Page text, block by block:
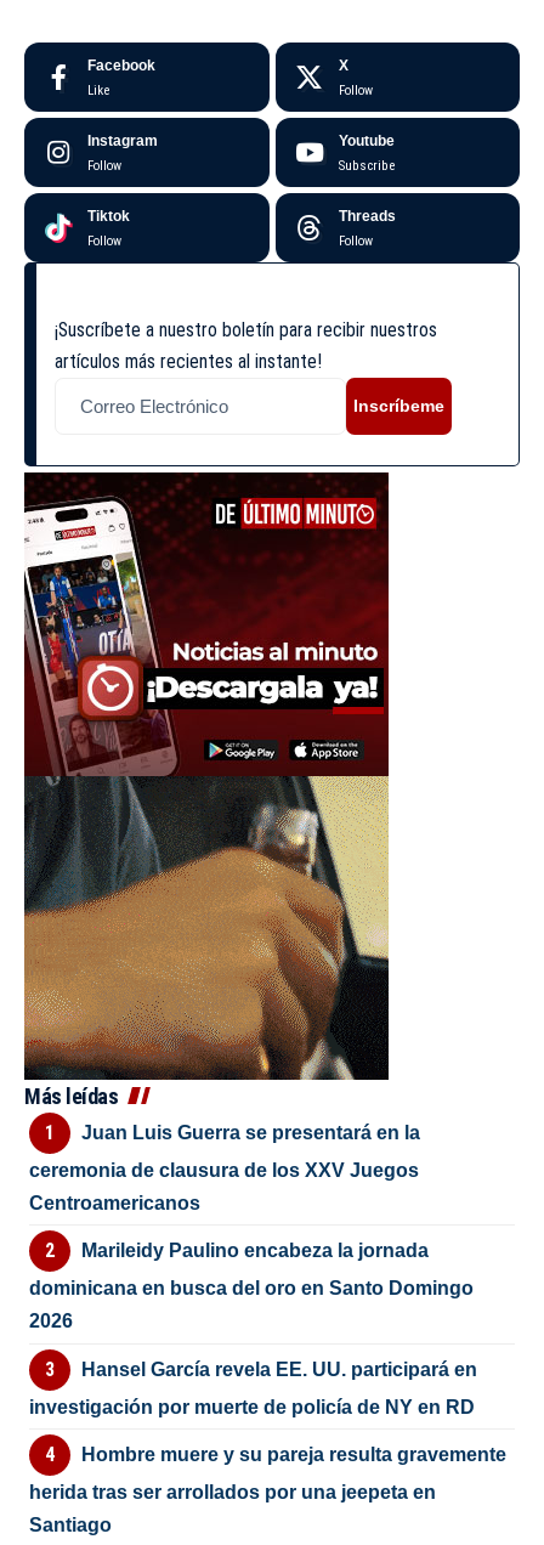
Facebook
Like
X
Follow
Instagram
Follow
Youtube
Subscribe
Tiktok
Follow
Threads
Follow
¡Suscríbete a nuestro boletín para recibir nuestros
artículos más recientes al instante!
Inscríbeme
Más leídas
Juan Luis Guerra se presentará en la
ceremonia de clausura de los XXV Juegos
Centroamericanos
Marileidy Paulino encabeza la jornada
dominicana en busca del oro en Santo Domingo
2026
Hansel García revela EE. UU. participará en
investigación por muerte de policía de NY en RD
Hombre muere y su pareja resulta gravemente
herida tras ser arrollados por una jeepeta en
Santiago